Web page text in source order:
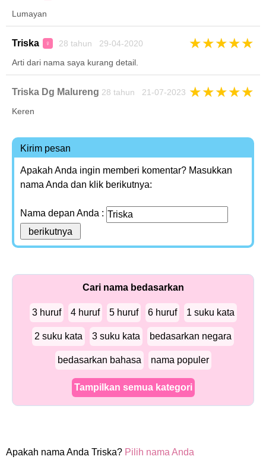
Lumayan
Triska ♀ 28 tahun 29-04-2020 ★★★★★
Arti dari nama saya kurang detail.
Triska Dg Malureng 28 tahun 21-07-2023 ★★★★★
Keren
Kirim pesan
Apakah Anda ingin memberi komentar? Masukkan
nama Anda dan klik berikutnya:
Nama depan Anda :
Cari nama bedasarkan
3 huruf 4 huruf 5 huruf 6 huruf 1 suku kata
2 suku kata 3 suku kata bedasarkan negara
bedasarkan bahasa nama populer
Tampilkan semua kategori
Apakah nama Anda Triska? Pilih nama Anda